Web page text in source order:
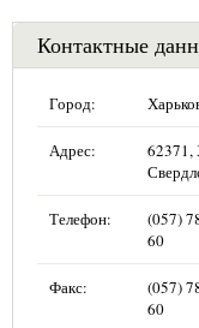
Контактные
Город:
Адрес:
62371,
Телефон:
(057)
60
Факс:
(057)
60